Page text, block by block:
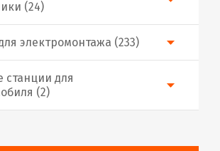
(24)
электромонтажа (233)
станции для
(2)